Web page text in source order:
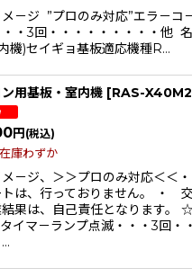
－ジ ”プロのみ対応”エラ－コ
・・3回・・・・・・・・・他
機)セイギョ基板適応機種R…
用基板・室内機 [RAS-
円 (税込)
庫わずか
メ－ジ、＞＞プロのみ対応＜＜
トは、行っておりません。 ・
果は、自己責任となります。
マ－ランプ点滅・・・3回・